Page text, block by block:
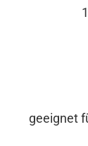
geeignet